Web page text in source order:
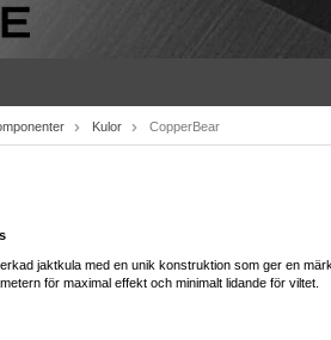
Kulor CopperBear
jaktkula med en unik konstruktion som ger en
för maximal effekt och minimalt lidande för viltet.